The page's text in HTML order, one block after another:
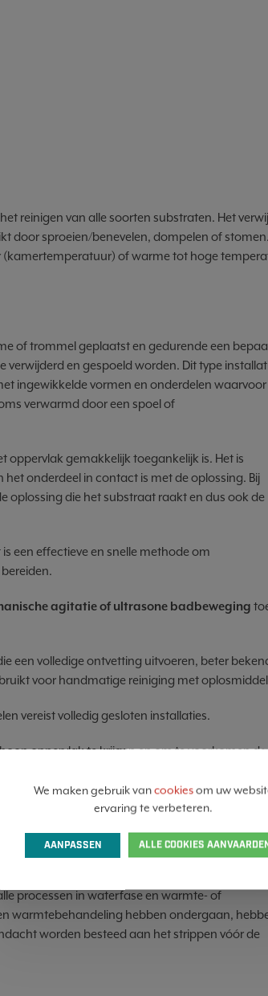
reinigen van alle soorten substraten. Het
door sproeien/benevelen, dompelen of stomen.
of warme tot hoge
of trommel geplaatst en gedurende een
en gespoeld worden. Dit type
ingewikkelde vormen en onderdelen waarvoor
verwarmd door een spoel of
gemakkelijk toegankelijk is. Het is
onderdeel in contact is met de oplossing. Bij
oplossing die het substraat raakt en dus ook de
is een effectieve en snelle methode om
agitatie of ultrasone badbeweging
een volledige ontvetting uitvoeren, beter
voor handmatige reiniging met
vereist volledig gesloten installaties.
oppervlak te krijgen en om te voorkomen
vervuild geraken door oversleep.
is om de oxidelaag van het oppervlak te
processen in waterfase en warmte- of
warmtebehandeling hebben ondergaan,
worden besteed aan het strippen vóór de
We maken gebruik vancookiesom uw
ervaring te verbeteren.
AANPASSEN ALLE COOKIES